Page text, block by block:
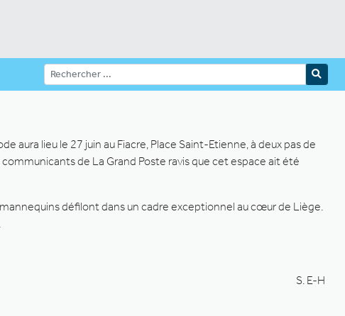
aura lieu le 27 juin au Fiacre, Place Saint-Etienne, à deux pas de
de La Grand Poste ravis que cet espace ait été
défilont dans un cadre exceptionnel au cœur de Liège.
S. E-H